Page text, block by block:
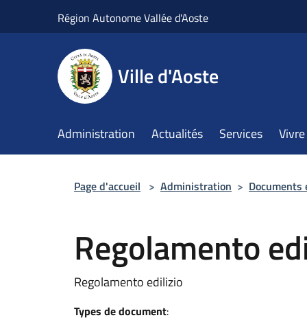
Région Autonome Vallée d'Aoste
Ville d'Aoste
Administration Actualités Services
Page d'accueil > Administration > Documents
Regolamento
Regolamento edilizio
Types de document: